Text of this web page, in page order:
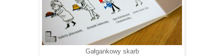
Gałgankowy skarb